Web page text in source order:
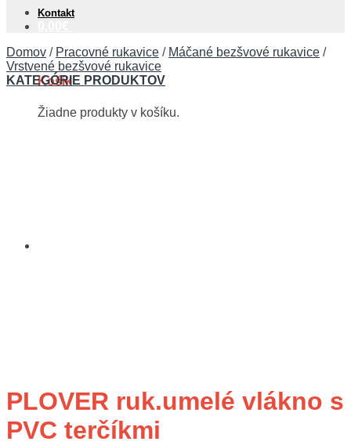
Košík
Žiadne produkty v košíku.
Kontakt
Domov / Pracovné rukavice / Máčané bezšvové rukavice /
Vrstvené bezšvové rukavice
KATEGÓRIE PRODUKTOV
PLOVER ruk.umelé vlákno s
PVC terčíkmi